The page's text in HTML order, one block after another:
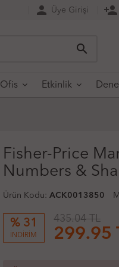
person Üye Girişi person_add
search
Ofis Etkinlik
Fisher-Price
Numbers &
Ürün Kodu: ACK0013850
% 31
İNDİRİM
435.04 TL
299.95